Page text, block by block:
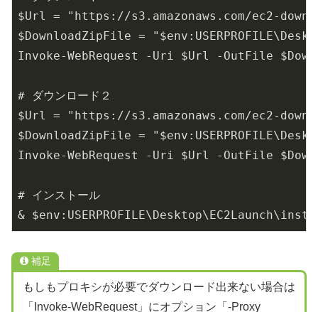
$Url = "https://s3.amazonaws.com/ec2-
$DownloadZipFile =
Invoke-WebRequest -Uri $Url -OutFile
# ダウンロード２
$Url = "https://s3.amazonaws.com/ec2-
$DownloadZipFile =
Invoke-WebRequest -Uri $Url -OutFile
# インストール
&
補足
もしもプロキシが必要でダウンロード出来ない場合は
「Invoke-WebRequest」にオプション「-Proxy